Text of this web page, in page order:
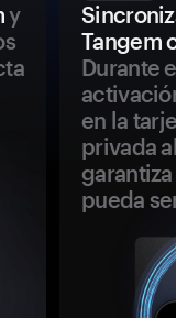
y
Tangem
Durante
en la
privada
pueda